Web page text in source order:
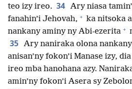
teo izy ireo. 34 Ary niasa
fanahin’i Jehovah, + ka nitsoka
nankany aminy ny Abi-ezerita +
35 Ary naniraka olona
anisan’ny fokon’i Manase izy,
ireo mba hanohana azy.
amin’ny fokon’i Asera sy